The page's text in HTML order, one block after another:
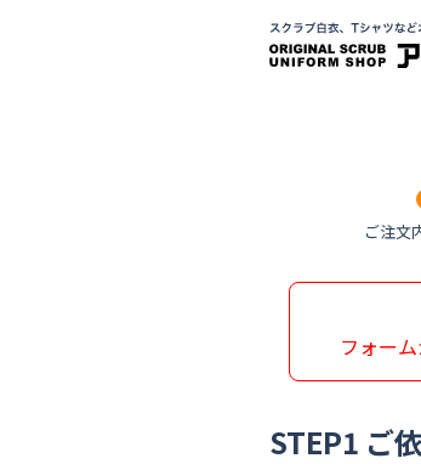
ご注文
フォー
STEP1 ご